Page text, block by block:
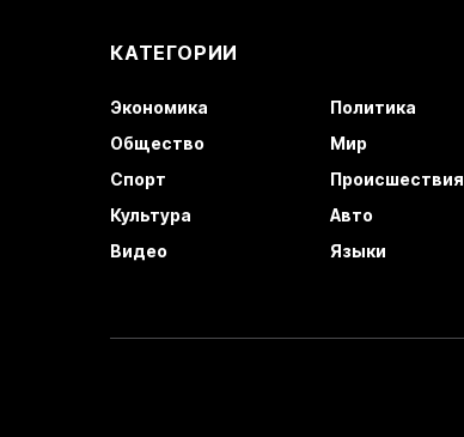
КАТЕГОРИИ
Экономика
Политика
Общество
Мир
Спорт
Происшествия
Культура
Авто
Видео
Языки